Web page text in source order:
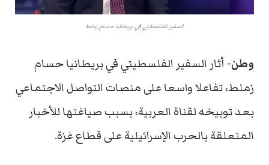
السفير الفلسطيني في بريطانيا حسام زملط
وطن- أثار السفير الفلسطيني في بريطانيا حسام
زملط، تفاعلا واسعا على منصات التواصل الاجتماعي
بعد توبيخه لقناة العربية، بسبب صياغتها للأخبار
المتعلقة بالحرب الإسرائيلية على قطاع غزة.